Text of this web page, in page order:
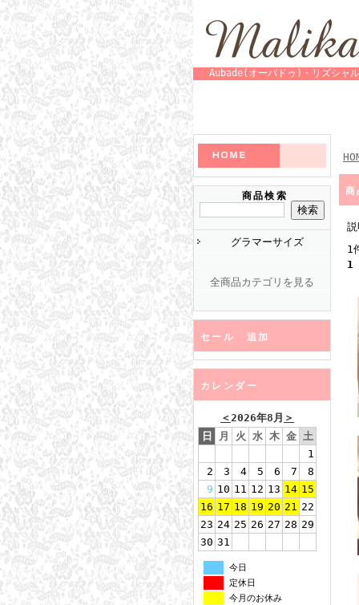
Aubade(オーバドゥ)・リズシャ
商品検索
グラマーサイズ
全商品カテゴリを見る
セール 追加
カレンダー
＜2026年8月 ＞
日
月 火 水 木 金 土
1
2
3 4 5 6 7
8
9 10 11 12 13 14 15
16 17 18 19 20 21 22
23 24 25 26 27 28 29
30 31
今日
定休日
今月のお休み
商
1
1